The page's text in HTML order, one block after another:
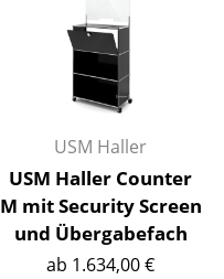
USM Haller
USM Haller Counter
M mit Security Screen
und Übergabefach
ab 1.634,00 €